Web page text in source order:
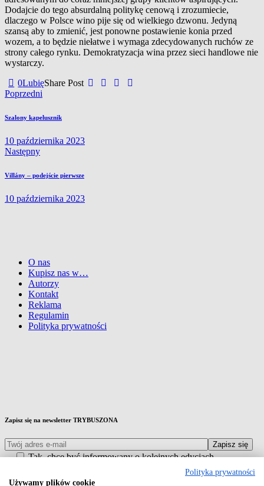
Dodajcie do tego absurdalną politykę cenową i zrozumiecie,
dlaczego w Polsce wino pije się od wielkiego dzwonu. Jedyną
szansą aby to zmienić, jest ponowne postawienie konia przed
wozem, a to będzie niełatwe i wymaga zdecydowanych ruchów ze
strony całego rynku. Demokratyzacja wina przez sieci handlowe nie
wystarczy.
0LubięShare Post
Nawigacja
wpisu
Poprzedni
Szalony kapelusznik
10 października 2023
Następny
Villány – podejście pierwsze
10 października 2023
O nas
Kupisz nas w…
Autorzy
Kontakt
Reklama
Regulamin
Polityka prywatności
Zapisz się na newsletter TRYBUSZONA
Tak, chcę być informowany o kolejnych edycjach,
wydarzeniach branżowych, specjalnych ofertach i nowych
produktach, dlatego zgadzam się na kontakt drogą mailową lub z
Polityka prywatności
Używamy plików cookie